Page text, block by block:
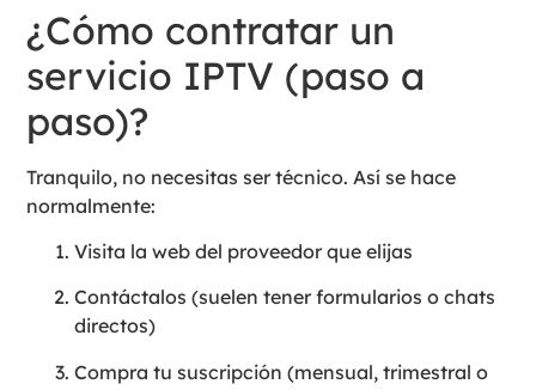
¿Cómo contratar un
servicio IPTV (paso a
paso)?
Tranquilo, no necesitas ser técnico. Así se hace
normalmente:
Visita la web del proveedor que elijas
Contáctalos (suelen tener formularios o chats
directos)
Compra tu suscripción (mensual, trimestral o